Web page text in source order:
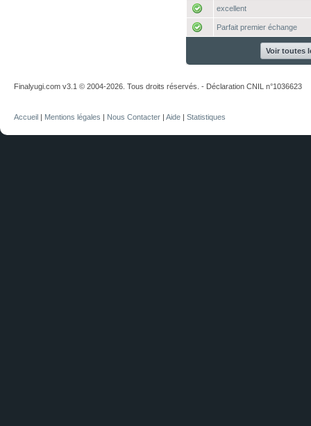
excellent
Parfait premier échange
Voir toutes
Finalyugi.com v3.1 © 2004-2026. Tous droits réservés. - Déclaration CNIL n°1036623
Accueil | Mentions légales | Nous Contacter | Aide | Statistiques